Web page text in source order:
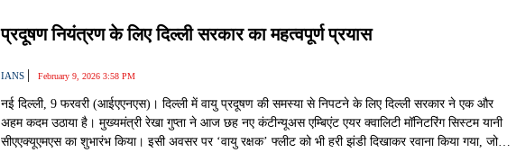
प्रदूषण नियंत्रण के लिए दिल्ली सरकार का महत्वपूर्ण प्रयास
IANS | February 9, 2026 3:58 PM
नई दिल्ली, 9 फरवरी (आईएएनएस)। दिल्ली में वायु प्रदूषण की समस्या से निपटने के लिए दिल्ली सरकार ने एक और
अहम कदम उठाया है। मुख्यमंत्री रेखा गुप्ता ने आज छह नए कंटीन्यूअस एम्बिएंट एयर क्वालिटी मॉनिटरिंग सिस्टम यानी
सीएएक्यूएमएस का शुभारंभ किया। इसी अवसर पर ‘वायु रक्षक’ फ्लीट को भी हरी झंडी दिखाकर रवाना किया गया, जो